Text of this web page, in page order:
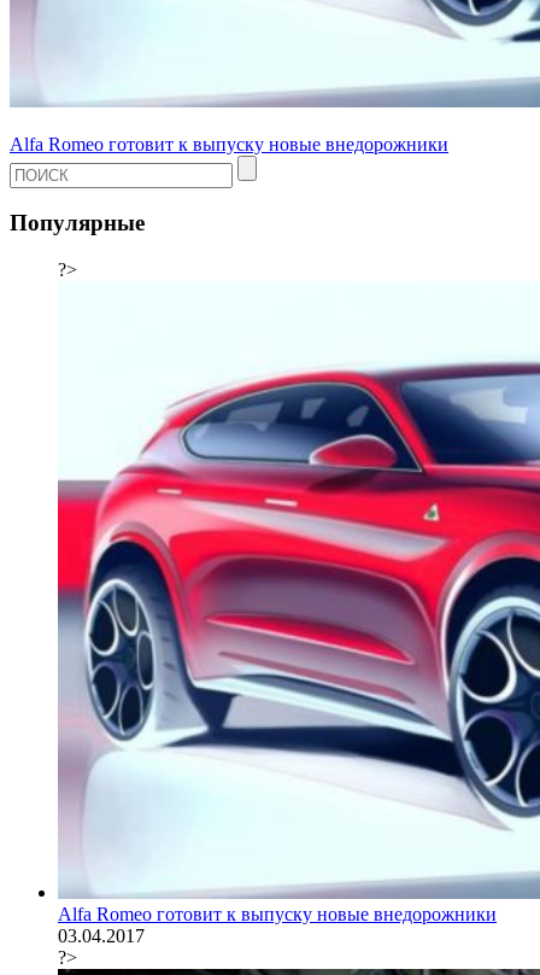
Alfa Romeo готовит к выпуску новые внедорожники
Популярные
?>
Alfa Romeo готовит к выпуску новые внедорожники
03.04.2017
?>